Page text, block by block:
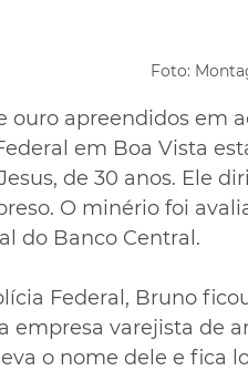
Foto:
ouro apreendidos em
em Boa Vista
de 30 anos. Ele
O minério foi
do Banco Central.
Federal, Bruno
empresa varejista de
o nome dele e fica